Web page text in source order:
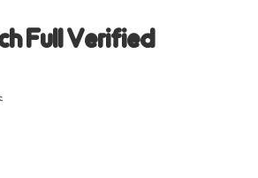
Full Verified